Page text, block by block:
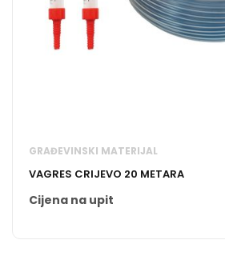
GRAĐEVINSKI MATERIJAL
VAGRES CRIJEVO 20 METARA
Cijena na upit